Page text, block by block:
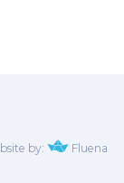
by: Fluena